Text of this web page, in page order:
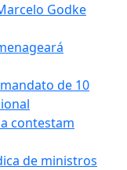
Godke
de 10
contestam
de ministros